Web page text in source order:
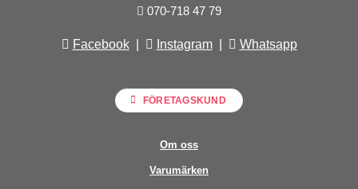
070-718 47 79
Facebook| Instagram| Whatsapp
FÖRETAGSKUND
Om oss
Varumärken